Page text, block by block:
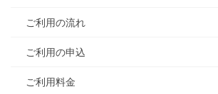
ご利用の流れ
ご利用の申込
ご利用料金